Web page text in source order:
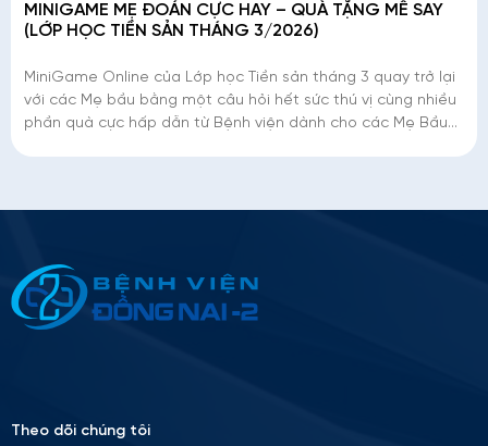
MINIGAME MẸ ĐOÁN CỰC HAY – QUÀ TẶNG MÊ SAY
(LỚP HỌC TIỀN SẢN THÁNG 3/2026)
MiniGame Online của Lớp học Tiền sản tháng 3 quay trở lại
với các Mẹ bầu bằng một câu hỏi hết sức thú vị cùng nhiều
phần quà cực hấp dẫn từ Bệnh viện dành cho các Mẹ Bầu
Please
Theo dõi chúng tôi